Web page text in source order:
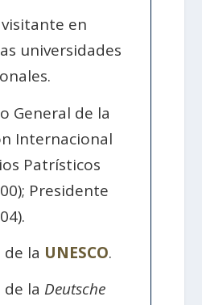
en
universidades
General de la
Internacional
Patrísticos
Presidente
la UNESCO.
la Deutsche